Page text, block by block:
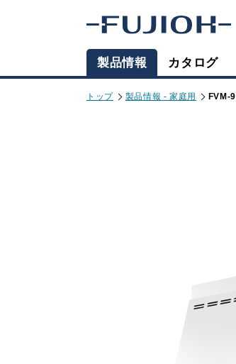
製品情報 カタログ
トップ 製品情報 - 家庭用 FVM-